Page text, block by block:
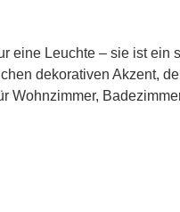
eine Leuchte – sie ist
dekorativen Akzent,
Wohnzimmer,